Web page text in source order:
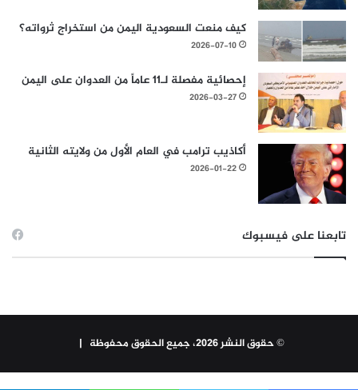
كيف منعت السعودية اليمن من استخراج ثرواته؟
2026-07-10
إحصائية مفصلة لـ11 عاماً من العدوان على اليمن
2026-03-27
أكاذيب ترامب في العام الأول من ولايته الثانية
2026-01-22
تابعنا على فيسبوك
© حقوق النشر 2026، جميع الحقوق محفوظة |